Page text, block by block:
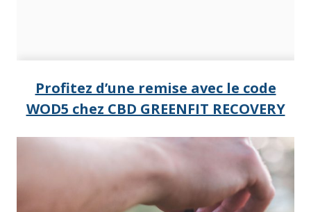
Profitez d’une remise avec le code
WOD5 chez CBD GREENFIT RECOVERY